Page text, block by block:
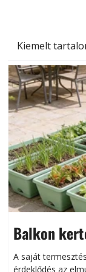
Kiemelt
Balkon
A saját
érdeklődés az